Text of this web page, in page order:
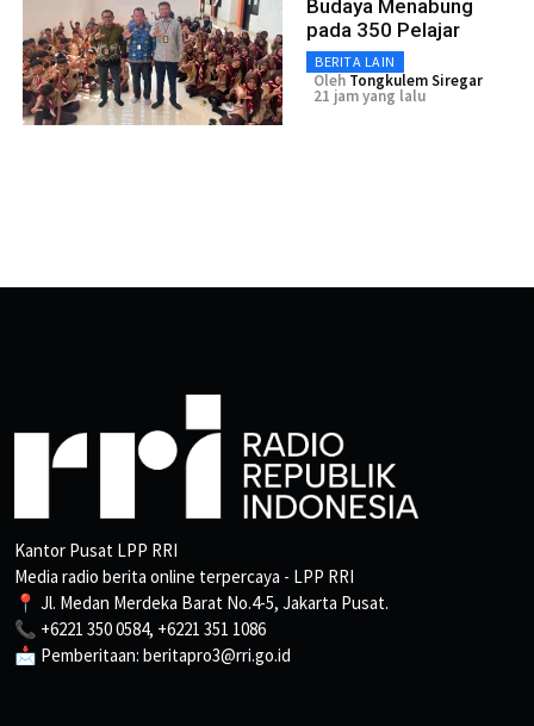
Budaya Menabung
pada 350 Pelajar
BERITA LAIN
Oleh Tongkulem Siregar
21 jam yang lalu
Kantor Pusat LPP RRI
Media radio berita online terpercaya - LPP RRI
📍 Jl. Medan Merdeka Barat No.4-5, Jakarta Pusat.
📞 +6221 350 0584, +6221 351 1086
📩 Pemberitaan: beritapro3@rri.go.id